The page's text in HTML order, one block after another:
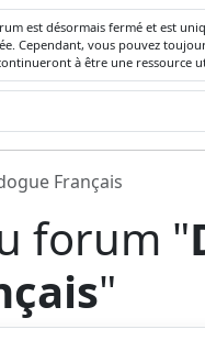
est désormais fermé et est
Cependant, vous pouvez
à être une ressource
Français
forum "
"